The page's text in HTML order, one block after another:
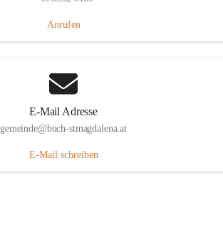
Anrufen
E-Mail Adresse
gemeinde@buch-stmagdalena.at
E-Mail schreiben